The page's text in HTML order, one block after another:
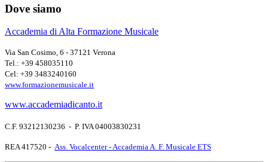
Dove siamo
Accademia di Alta Formazione Musicale
Via San Cosimo, 6 - 37121 Verona
Tel.: +39 458035110
Cel: +39 3483240160
www.formazionemusicale.it
www.accademiadicanto.it
C.F. 93212130236 - P. IVA 04003830231
REA 417520 - Ass. Vocalcenter - Accademia A. F. Musicale ETS